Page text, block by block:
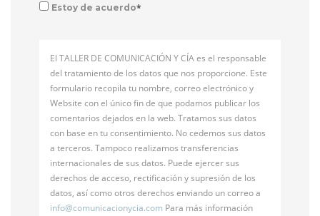
Estoy de acuerdo*
El TALLER DE COMUNICACIÓN Y CÍA es el responsable
del tratamiento de los datos que nos proporcione. Este
formulario recopila tu nombre, correo electrónico y
Website con el único fin de que podamos publicar los
comentarios dejados en la web. Tratamos sus datos
con base en tu consentimiento. No cedemos sus datos
a terceros. Tampoco realizamos transferencias
internacionales de sus datos. Puede ejercer sus
derechos de acceso, rectificación y supresión de los
datos, así como otros derechos enviando un correo a
info@comunicacionycia.com Para más información